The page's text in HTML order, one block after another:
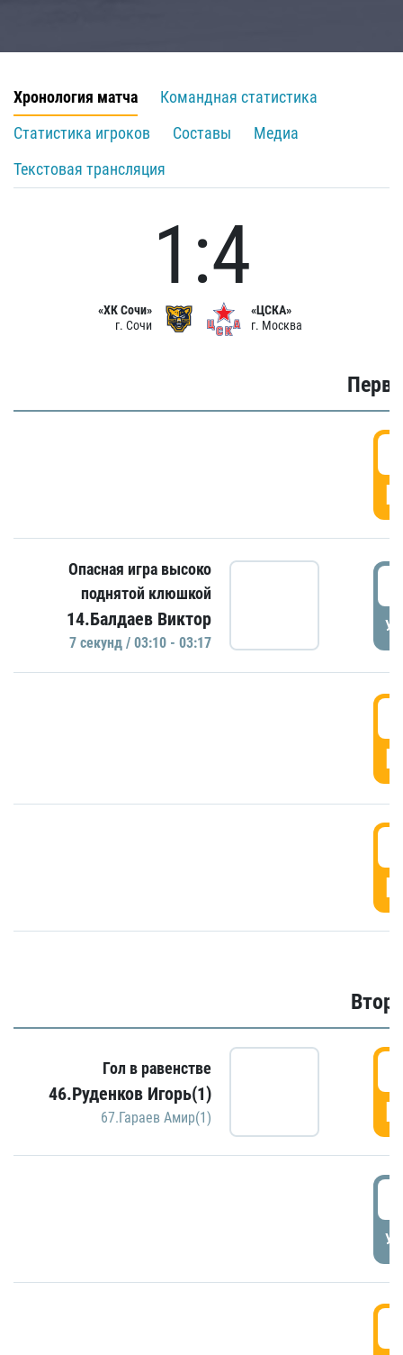
Хронология матча
Командная статистика
Статистика игроков
Составы
Медиа
Текстовая трансляция
«ХК Сочи»
г. Сочи
1:4
«ЦСКА»
г. Москва
Опасная игра высоко
поднятой клюшкой
14.Балдаев Виктор
7 секунд / 03:10 - 03:17
Гол в равенстве
46.Руденков Игорь(1)
67.Гараев Амир(1)